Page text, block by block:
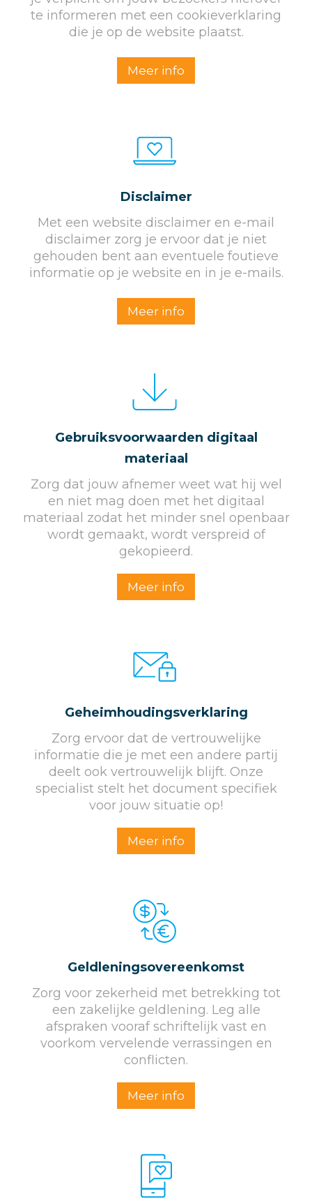
te informeren met een cookieverklaring
die je op de website plaatst.
Meer info
Disclaimer
Met een website disclaimer en e-mail
disclaimer zorg je ervoor dat je niet
gehouden bent aan eventuele foutieve
informatie op je website en in je e-mails.
Meer info
Gebruiksvoorwaarden digitaal
materiaal
Zorg dat jouw afnemer weet wat hij wel
en niet mag doen met het digitaal
materiaal zodat het minder snel openbaar
wordt gemaakt, wordt verspreid of
gekopieerd.
Meer info
Geheim­houdings­verklaring
Zorg ervoor dat de vertrouwelijke
informatie die je met een andere partij
deelt ook vertrouwelijk blijft. Onze
specialist stelt het document specifiek
voor jouw situatie op!
Meer info
Geldleningsovereenkomst
Zorg voor zekerheid met betrekking tot
een zakelijke geldlening. Leg alle
afspraken vooraf schriftelijk vast en
voorkom vervelende verrassingen en
conflicten.
Meer info